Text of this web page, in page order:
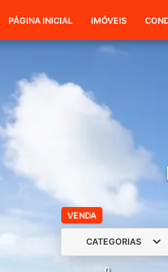
PÁGINA INICIAL IMÓVEIS
VENDA
CATEGORIAS
0